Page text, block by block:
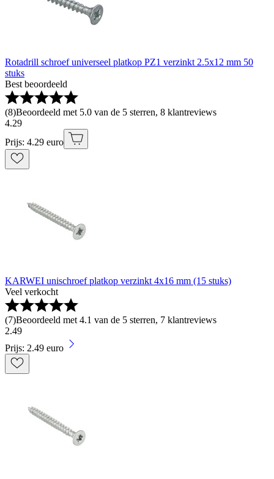
Rotadrill schroef universeel platkop PZ1 verzinkt 2.5x12 mm 50
stuks
Best beoordeeld
(8)Beoordeeld met 5.0 van de 5 sterren, 8 klantreviews
4.29
Prijs: 4.29 euro
KARWEI unischroef platkop verzinkt 4x16 mm (15 stuks)
Veel verkocht
(7)Beoordeeld met 4.1 van de 5 sterren, 7 klantreviews
2.49
Prijs: 2.49 euro